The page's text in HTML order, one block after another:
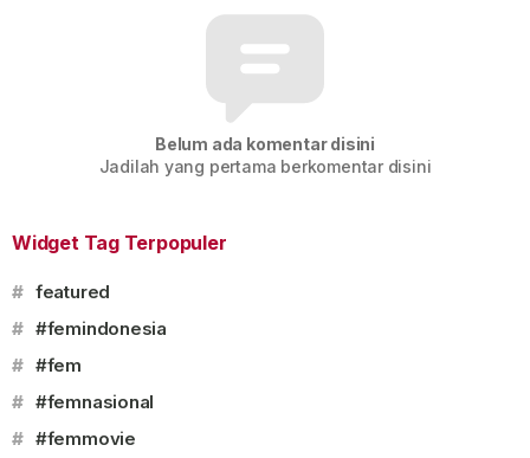
Belum ada komentar disini
Jadilah yang pertama berkomentar disini
Widget Tag Terpopuler
# featured
# #femindonesia
# #fem
# #femnasional
# #femmovie